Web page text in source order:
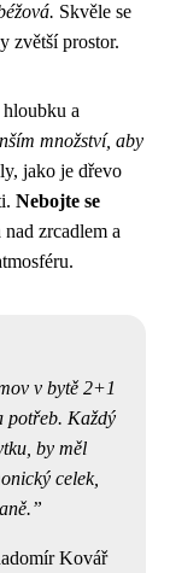
Skvěle se
zvětší prostor.
a
množství, aby
jako je dřevo
Nebojte se
zrcadlem a
v bytě 2+1
potřeb. Každý
by měl
celek,
Kovář